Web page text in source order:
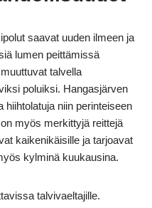
saavat uuden ilmeen ja
lumen peittämissä
talvella
poluiksi. Hangasjärven
hiihtolatuja niin perinteiseen
myös merkittyjä reittejä
kaikenikäisille ja tarjoavat
kylminä kuukausina.
talvivaeltajille.